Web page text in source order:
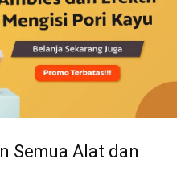
Semua Alat dan